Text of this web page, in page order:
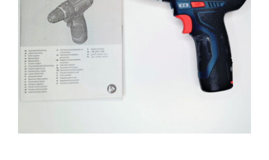
Akku-Bohrschrauber Bosch Professional
GSR 12V-15 0615990G6L